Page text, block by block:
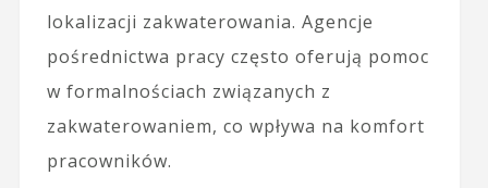
lokalizacji zakwaterowania. Agencje
pośrednictwa pracy często oferują pomoc
w formalnościach związanych z
zakwaterowaniem, co wpływa na komfort
pracowników.